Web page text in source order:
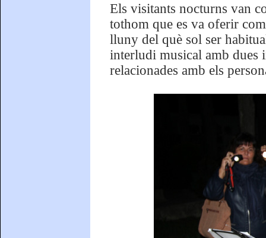
Els visitants nocturns van
tothom que es va oferir
lluny del què sol ser
interludi musical amb dues
relacionades amb els